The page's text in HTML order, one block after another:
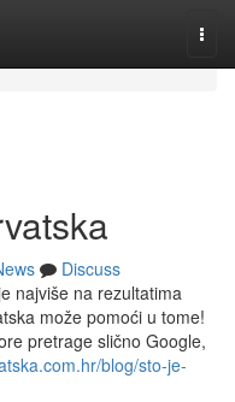
Discuss
najviše na rezultatima
može pomoći u tome!
pretrage slično Google,
blog/sto-je-